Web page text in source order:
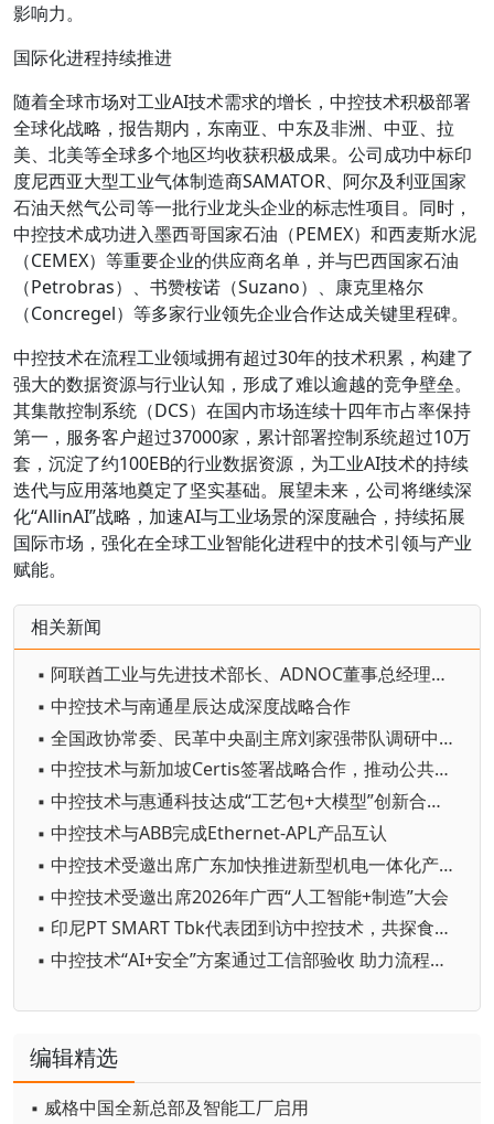
影响力。
国际化进程持续推进
随着全球市场对工业AI技术需求的增长，中控技术积极部署
全球化战略，报告期内，东南亚、中东及非洲、中亚、拉
美、北美等全球多个地区均收获积极成果。公司成功中标印
度尼西亚大型工业气体制造商SAMATOR、阿尔及利亚国家
石油天然气公司等一批行业龙头企业的标志性项目。同时，
中控技术成功进入墨西哥国家石油（PEMEX）和西麦斯水泥
（CEMEX）等重要企业的供应商名单，并与巴西国家石油
（Petrobras）、书赞桉诺（Suzano）、康克里格尔
（Concregel）等多家行业领先企业合作达成关键里程碑。
中控技术在流程工业领域拥有超过30年的技术积累，构建了
强大的数据资源与行业认知，形成了难以逾越的竞争壁垒。
其集散控制系统（DCS）在国内市场连续十四年市占率保持
第一，服务客户超过37000家，累计部署控制系统超过10万
套，沉淀了约100EB的行业数据资源，为工业AI技术的持续
迭代与应用落地奠定了坚实基础。展望未来，公司将继续深
化“AllinAI”战略，加速AI与工业场景的深度融合，持续拓展
国际市场，强化在全球工业智能化进程中的技术引领与产业
赋能。
相关新闻
▪ 阿联酋工业与先进技术部长、ADNOC董事总经理一行与中控技术举行会谈，探索工业AI合作新路径
▪ 中控技术与南通星辰达成深度战略合作
▪ 全国政协常委、民革中央副主席刘家强带队调研中控技术，共探人工智能与工业深度融合路径
▪ 中控技术与新加坡Certis签署战略合作，推动公共事业机器人场景化落地，工业AI全球布局迈出关键一步
▪ 中控技术与惠通科技达成“工艺包+大模型”创新合作，双氧水装置“开放数据”，将“实时验证“切实落地
▪ 中控技术与ABB完成Ethernet-APL产品互认
▪ 中控技术受邀出席广东加快推进新型机电一体化产业发展座谈会
▪ 中控技术受邀出席2026年广西“人工智能+制造”大会
▪ 印尼PT SMART Tbk代表团到访中控技术，共探食品及加工领域数字化合作新机遇
▪ 中控技术“AI+安全”方案通过工信部验收 助力流程工业安全智能化升级
编辑精选
▪ 威格中国全新总部及智能工厂启用